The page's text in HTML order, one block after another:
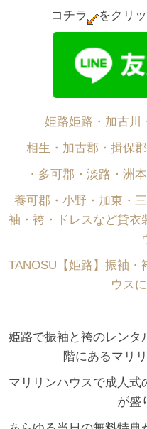
コチラ
をクリ
姫路姫路・加古川
相生・加古郡・揖保
・多可郡・淡路・洲
養可郡・小野・加東・
袖・袴・ドレスなど貸衣
TANOSU【姫路】振袖
ウス
姫路で振袖と袴のレンタ
階にあるマリ
マリリンハウスで成人
が盛